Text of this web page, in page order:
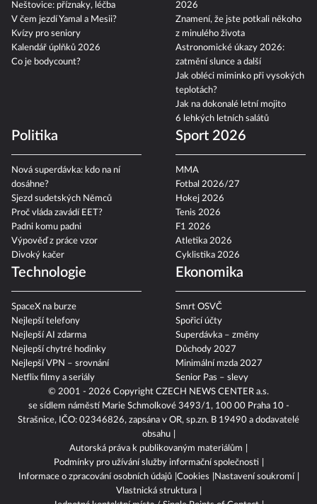
Neštovice: příznaky, léčba
V čem jezdí Yamal a Mesii?
Kvízy pro seniory
Kalendář úplňků 2026
Co je bodycount?
2026
Znamení, že jste potkali někoho
z minulého života
Astronomické úkazy 2026:
zatmění slunce a další
Jak obléci miminko při vysokých
teplotách?
Jak na dokonalé letní mojito
6 lehkých letních salátů
Politika
Nová superdávka: kdo na ní
dosáhne?
Sjezd sudetských Němců
Proč vláda zavádí EET?
Padni komu padni
Výpověď z práce vzor
Divoký kačer
Sport 2026
MMA
Fotbal 2026/27
Hokej 2026
Tenis 2026
F1 2026
Atletika 2026
Cyklistika 2026
Technologie
SpaceX na burze
Nejlepší telefony
Nejlepší AI zdarma
Nejlepší chytré hodinky
Nejlepší VPN – srovnání
Netflix filmy a seriály
Ekonomika
Smrt OSVČ
Spořicí účty
Superdávka – změny
Důchody 2027
Minimální mzda 2027
Senior Pas – slevy
© 2001 - 2026 Copyright CZECH NEWS CENTER a.s.
se sídlem náměstí Marie Schmolkové 3493/1, 100 00 Praha 10 -
Strašnice, IČO: 02346826, zapsána v OR, sp.zn. B 19490 a dodavatelé
obsahu
Autorská práva k publikovaným materiálům
Podmínky pro užívání služby informační společnosti
Informace o zpracování osobních údajů Cookies
Nastavení soukromí
Vlastnická struktura